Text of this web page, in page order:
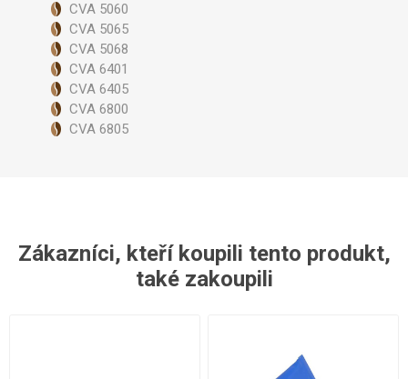
CVA 5060
CVA 5065
CVA 5068
CVA 6401
CVA 6405
CVA 6800
CVA 6805
Zákazníci, kteří koupili tento produkt,
také zakoupili